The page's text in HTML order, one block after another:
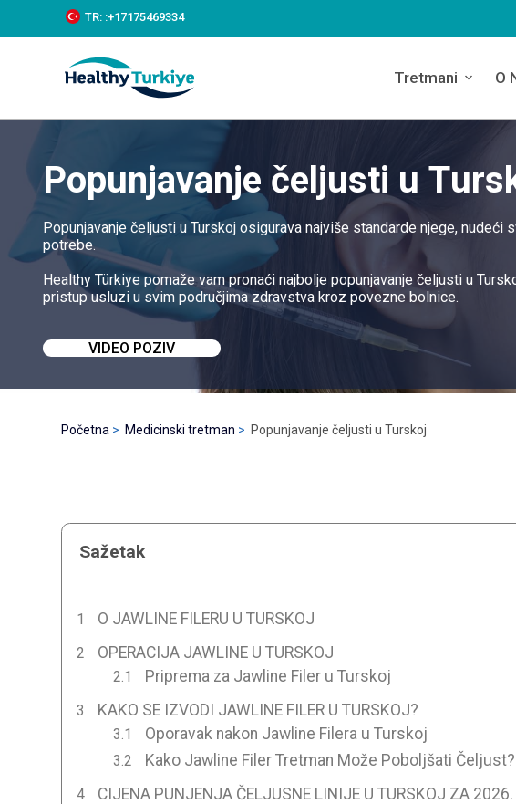
k
c
TR: :+‪17175469334‬
Tretmani O
Popunjavanje čeljusti u
Popunjavanje čeljusti u Turskoj osigurava najviše standarde njege,
potrebe.
Healthy Türkiye pomaže vam pronaći najbolje popunjavanje čeljusti u
pristup usluzi u svim područjima zdravstva kroz povezne bolnice.
VIDEO POZIV
Početna Medicinski tretman Popunjavanje čeljusti u Turskoj
Sažetak
O JAWLINE FILERU U TURSKOJ
OPERACIJA JAWLINE U TURSKOJ
Priprema za Jawline Filer u Turskoj
KAKO SE IZVODI JAWLINE FILER U TURSKOJ?
Oporavak nakon Jawline Filera u Turskoj
Kako Jawline Filer Tretman Može Poboljšati Čeljust?
CIJENA PUNJENJA ČELJUSNE LINIJE U TURSKOJ ZA 2026.